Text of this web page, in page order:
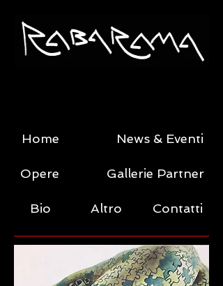
Home
Opere
Bio
News & Eventi
Gallerie Partner
Altro Contatti